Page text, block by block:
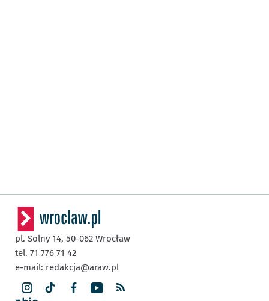
pl. Solny 14, 50-062 Wrocław
tel. 71 776 71 42
e-mail: redakcja@araw.pl